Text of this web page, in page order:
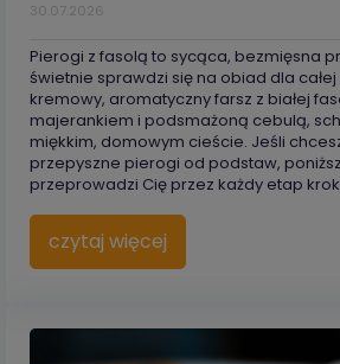
30.07.2026
Pierogi z fasolą to sycąca, bezmięsna
świetnie sprawdzi się na obiad dla całej
kremowy, aromatyczny farsz z białej
majerankiem i podsmażoną cebulą,
miękkim, domowym cieście. Jeśli
przepyszne pierogi od podstaw,
przeprowadzi Cię przez każdy etap
czytaj więcej